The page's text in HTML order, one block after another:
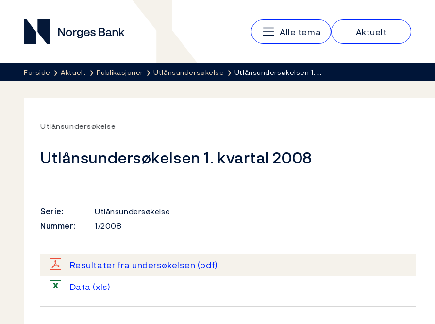
Norges Bank
Hovedmeny
Alle tema Aktuelt
Her er du nå:
Forside Aktuelt Publikasjoner Utlånsundersøkelse Utlånsundersøkelsen 1. …
Utlånsundersøkelse
Utlånsundersøkelsen 1. kvartal 2008
Serie:
Utlånsundersøkelse
Nummer:
1/2008
Resultater fra undersøkelsen (pdf)
Data (xls)